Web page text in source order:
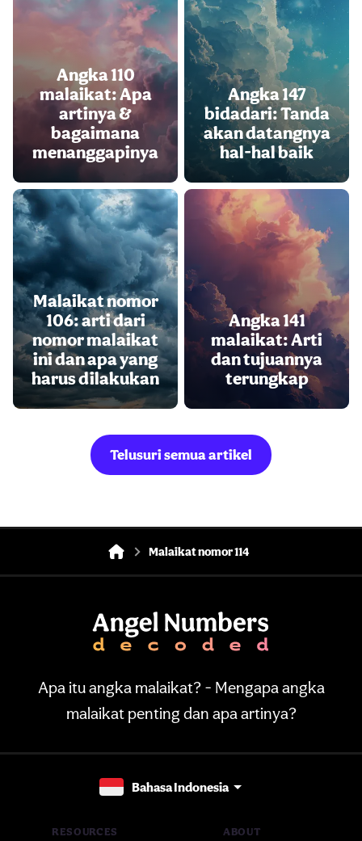
Angka 110
malaikat: Apa
artinya &
bagaimana
menanggapinya
Angka 147
bidadari: Tanda
akan datangnya
hal-hal baik
Malaikat nomor
106: arti dari
nomor malaikat
ini dan apa yang
harus dilakukan
Angka 141
malaikat: Arti
dan tujuannya
terungkap
Telusuri semua artikel
Malaikat nomor 114
Apa itu angka malaikat? - Mengapa angka
malaikat penting dan apa artinya?
Bahasa Indonesia
RESOURCES ABOUT